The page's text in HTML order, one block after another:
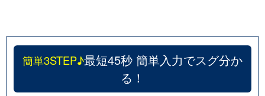
簡単3STEP♪最短45秒 簡単入力でスグ分か
る！